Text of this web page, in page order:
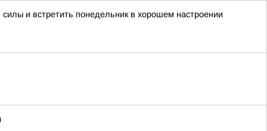
и встретить понедельник в хорошем настроении